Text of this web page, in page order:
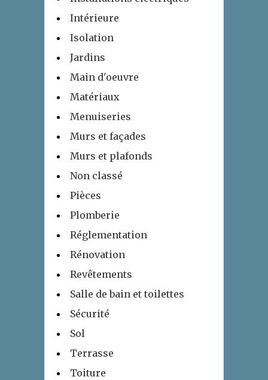
Intérieure
Isolation
Jardins
Main d'oeuvre
Matériaux
Menuiseries
Murs et façades
Murs et plafonds
Non classé
Pièces
Plomberie
Réglementation
Rénovation
Revêtements
Salle de bain et toilettes
Sécurité
Sol
Terrasse
Toiture